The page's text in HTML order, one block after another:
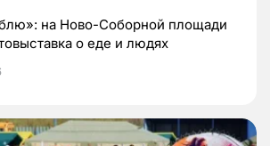
на Ново-Соборной площади
о еде и людях